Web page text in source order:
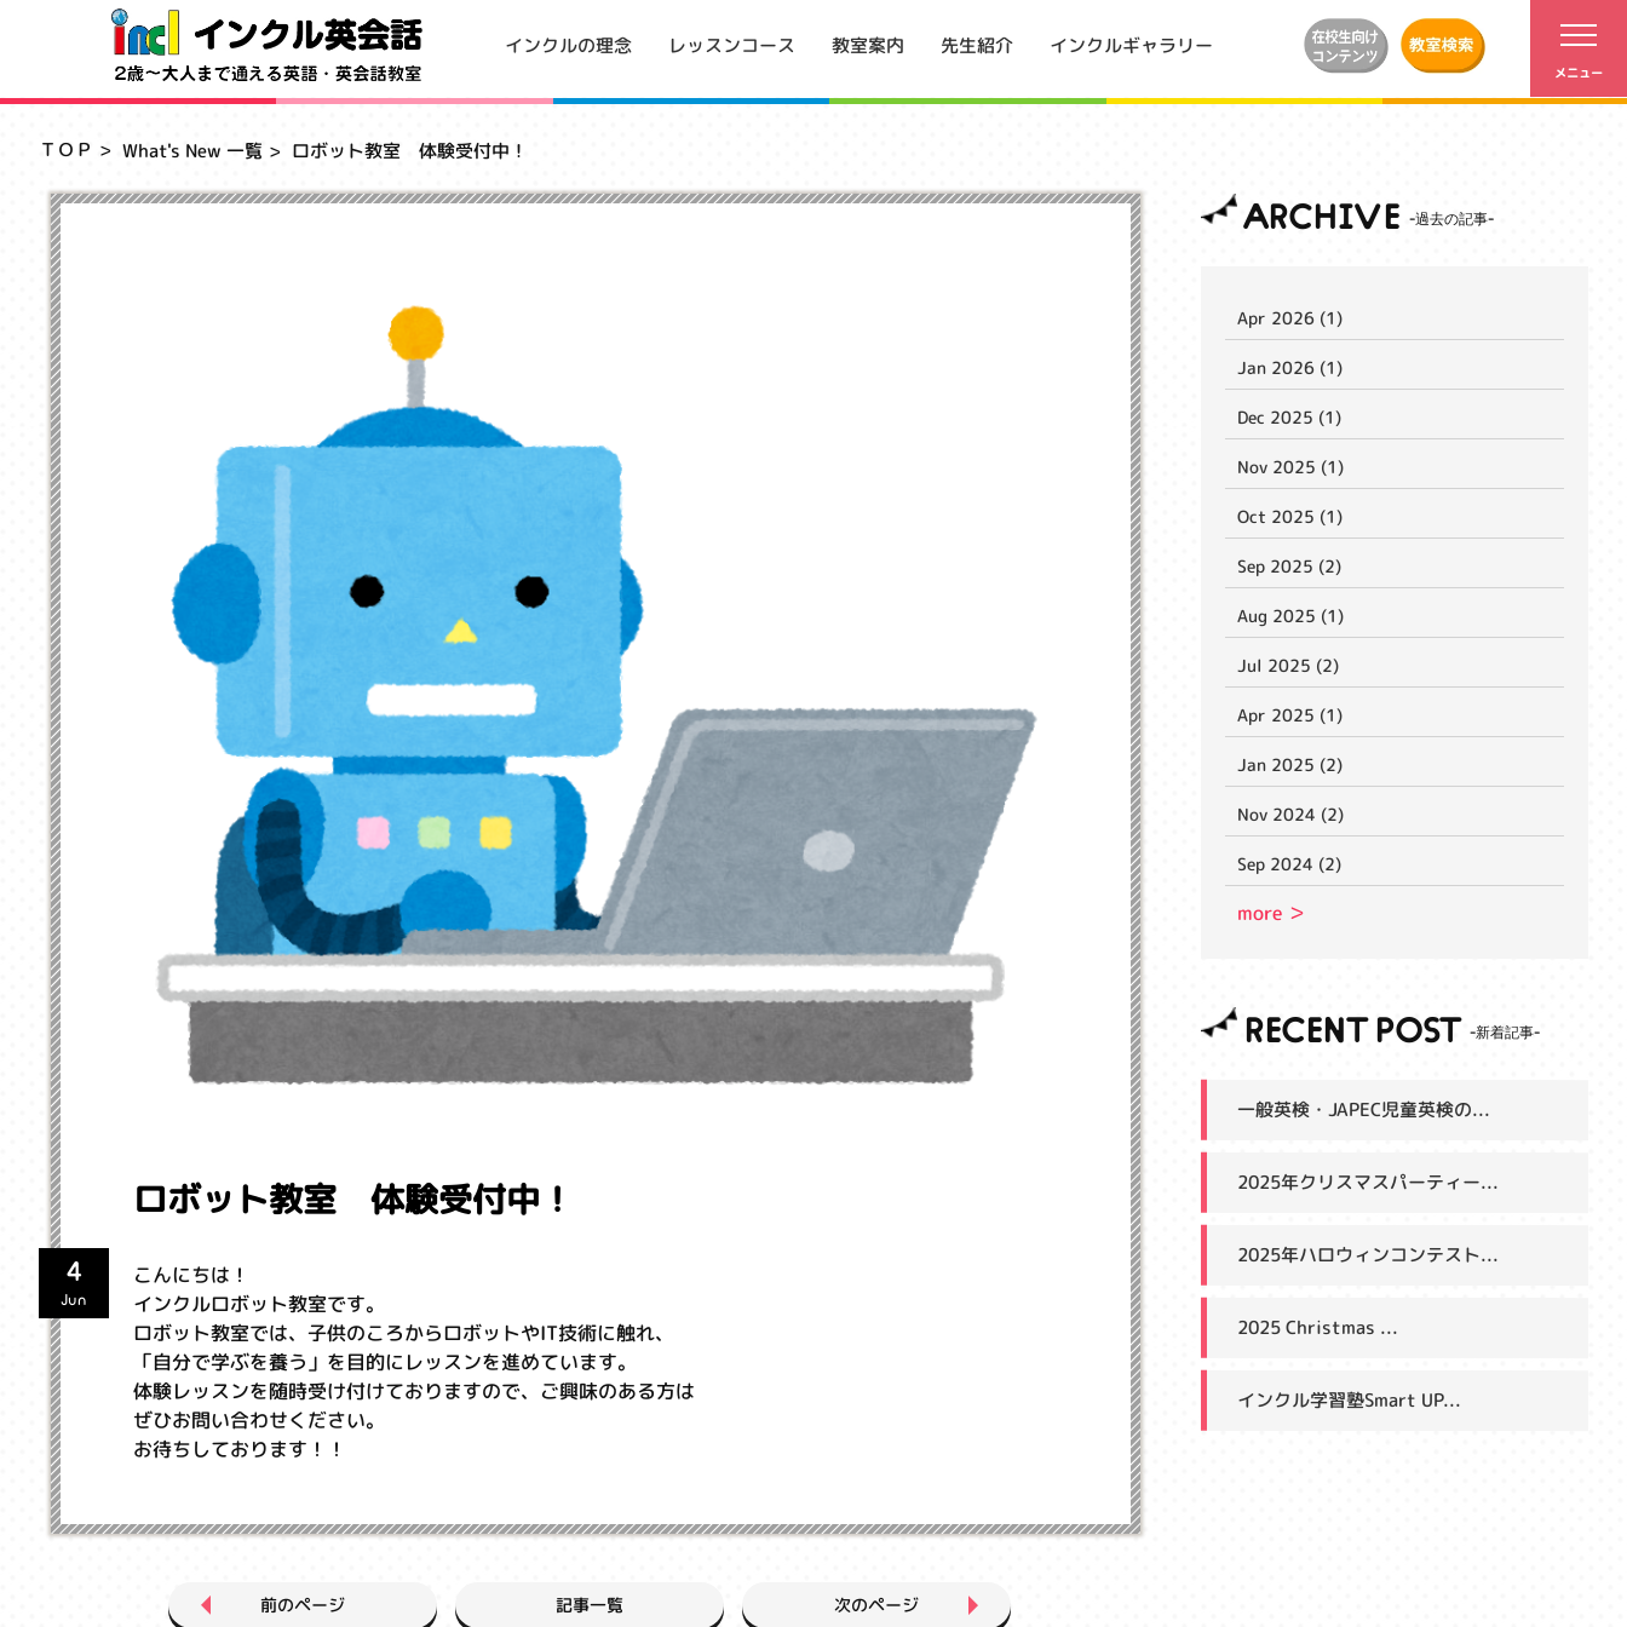
インクルの理念 レッスンコース 教室案内 先生紹介 インクルギャラリー
ＴＯＰ What's New 一覧 ロボット教室 体験受付中！
ロボット教室 体験受付中！
4
Jun
こんにちは！
インクルロボット教室です。
ロボット教室では、子供のころからロボットやIT技術に触れ、
「自分で学ぶを養う」を目的にレッスンを進めています。
体験レッスンを随時受け付けておりますので、ご興味のある方は
ぜひお問い合わせください。
お待ちしております！！
前のページ 記事一覧 次のページ
ARCHIVE
Apr 2026 (1)
Jan 2026 (1)
Dec 2025 (1)
Nov 2025 (1)
Oct 2025 (1)
Sep 2025 (2)
Aug 2025 (1)
Jul 2025 (2)
Apr 2025 (1)
Jan 2025 (2)
Nov 2024 (2)
Sep 2024 (2)
more ＞
RECENT POST
一般英検・JAPEC児童英検の...
2025年クリスマスパーティー...
2025年ハロウィンコンテスト...
2025 Christmas ...
インクル学習塾Smart UP...